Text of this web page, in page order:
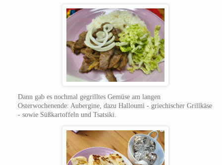
Dann gab es nochmal gegrilltes Gemüse am langen
Osterwochenende: Aubergine, dazu Halloumi - griechischer Grillkäse
- sowie Süßkartoffeln und Tsatsiki.